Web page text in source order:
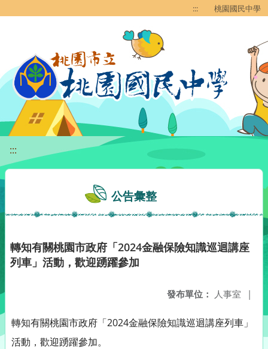
::: 桃園國民中學
:::
公告彙整
轉知有關桃園市政府「2024金融保險知識巡迴講座
列車」活動，歡迎踴躍參加
發布單位： 人事室 |
轉知有關桃園市政府「2024金融保險知識巡迴講座列車」
活動，歡迎踴躍參加。